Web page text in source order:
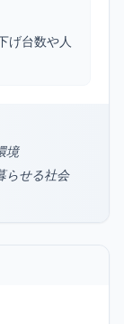
げ台数や人
境
らせる社会